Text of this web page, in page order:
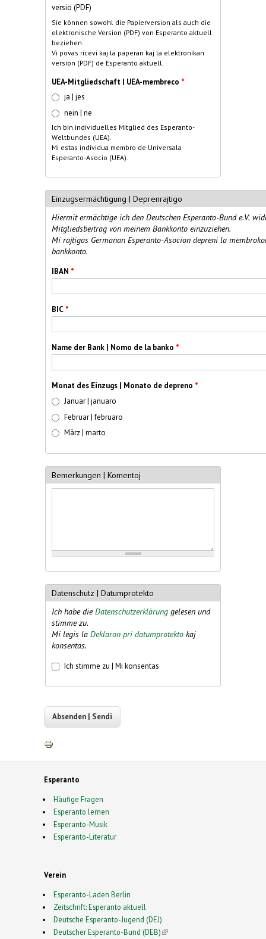
versio (PDF)
Sie können sowohl die Papierversion als auch die
elektronische Version (PDF) von Esperanto aktuell
beziehen.
Vi povas ricevi kaj la paperan kaj la elektronikan
version (PDF) de Esperanto aktuell.
UEA-Mitgliedschaft | UEA-membreco *
ja | jes
nein | ne
Ich bin individuelles Mitglied des Esperanto-
Weltbundes (UEA).
Mi estas individua membro de Universala
Esperanto-Asocio (UEA).
Einzugsermächtigung | Deprenrajtigo
Hiermit ermächtige ich den Deutschen Esperanto-Bund e.V.
Mitgliedsbeitrag von meinem Bankkonto einzuziehen.
Mi rajtigas Germanan Esperanto-Asocion depreni la
bankkonto.
IBAN *
BIC *
Name der Bank | Nomo de la banko *
Monat des Einzugs | Monato de depreno *
Januar | januaro
Februar | februaro
März | marto
Bemerkungen | Komentoj
Datenschutz | Datumprotekto
Ich habe dieDatenschutzerklärung gelesen und
stimme zu.
Mi legis la Deklaron pri datumprotekto kaj
konsentas.
Erklärung | Deklaro*
Ich stimme zu | Mi konsentas
Esperanto
Häufige Fragen
Esperanto lernen
Esperanto-Musik
Esperanto-Literatur
Verein
Esperanto-Laden Berlin
Zeitschrift: Esperanto aktuell
Deutsche Esperanto-Jugend (DEJ)
Deutscher Esperanto-Bund (DEB)(link is external)